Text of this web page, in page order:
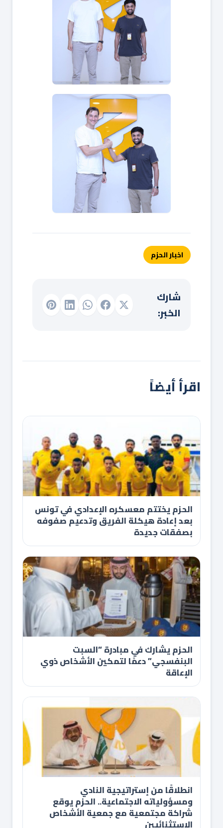
اخبار الحزم
شارك
الخبر:
اقرأ أيضاً
الحزم يختتم معسكره الإعدادي في تونس
بعد إعادة هيكلة الفريق وتدعيم صفوفه
بصفقات جديدة
الحزم يشارك في مبادرة “السبت
البنفسجي” دعمًا لتمكين الأشخاص ذوي
الإعاقة
انطلاقًا من إستراتيجية النادي
ومسؤولياته الاجتماعية.. الحزم يوقع
شراكة مجتمعية مع جمعية الأشخاص
الاستثنائيين